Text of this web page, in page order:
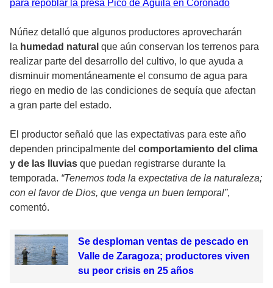
para repoblar la presa Pico de Águila en Coronado
Núñez detalló que algunos productores aprovecharán
la humedad natural que aún conservan los terrenos para
realizar parte del desarrollo del cultivo, lo que ayuda a
disminuir momentáneamente el consumo de agua para
riego en medio de las condiciones de sequía que afectan
a gran parte del estado.
El productor señaló que las expectativas para este año
dependen principalmente del comportamiento del clima
y de las lluvias que puedan registrarse durante la
temporada. “Tenemos toda la expectativa de la naturaleza;
con el favor de Dios, que venga un buen temporal”,
comentó.
Se desploman ventas de pescado en
Valle de Zaragoza; productores viven
su peor crisis en 25 años